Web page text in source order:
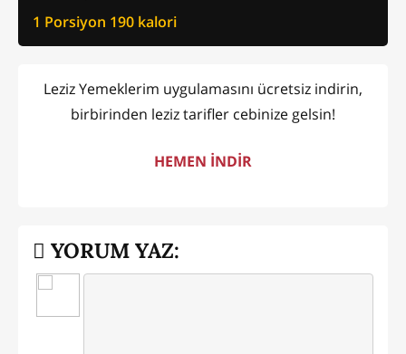
1 Porsiyon 190 kalori
Leziz Yemeklerim uygulamasını ücretsiz indirin,
birbirinden leziz tarifler cebinize gelsin!
HEMEN İNDİR
YORUM YAZ: